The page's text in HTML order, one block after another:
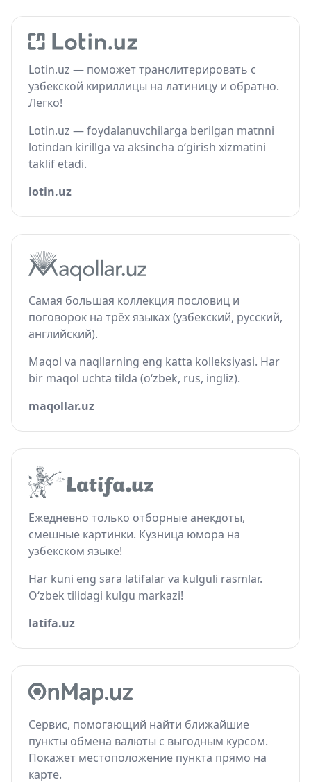
Lotin.uz — поможет транслитерировать с
узбекской кириллицы на латиницу и обратно.
Легко!
Lotin.uz — foydalanuvchilarga berilgan matnni
lotindan kirillga va aksincha o‘girish xizmatini
taklif etadi.
lotin.uz
Самая большая коллекция пословиц и
поговорок на трёх языках (узбекский, русский,
английский).
Maqol va naqllarning eng katta kolleksiyasi. Har
bir maqol uchta tilda (o‘zbek, rus, ingliz).
maqollar.uz
Ежедневно только отборные анекдоты,
смешные картинки. Кузница юмора на
узбекском языке!
Har kuni eng sara latifalar va kulguli rasmlar.
O‘zbek tilidagi kulgu markazi!
latifa.uz
Сервис, помогающий найти ближайшие
пункты обмена валюты с выгодным курсом.
Покажет местоположение пункта прямо на
карте.